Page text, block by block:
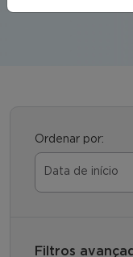
Ordenar por:
Filtros